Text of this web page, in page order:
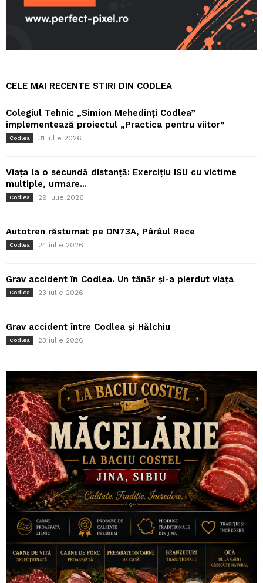
CELE MAI RECENTE STIRI DIN CODLEA
Colegiul Tehnic „Simion Mehedinți Codlea”
implementează proiectul „Practica pentru viitor”
Codlea 31 iulie 2026
Viața la o secundă distanță: Exercițiu ISU cu victime
multiple, urmare...
Codlea 29 iulie 2026
Autotren răsturnat pe DN73A, Pârâul Rece
Codlea 24 iulie 2026
Grav accident în Codlea. Un tânăr și-a pierdut viața
Codlea 23 iulie 2026
Grav accident între Codlea și Hălchiu
Codlea 23 iulie 2026